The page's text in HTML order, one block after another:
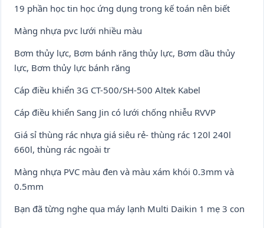
19 phần học tin học ứng dụng trong kế toán nên biết
Màng nhựa pvc lưới nhiều màu
Bơm thủy lực, Bơm bánh răng thủy lực, Bơm dầu thủy
lực, Bơm thủy lực bánh răng
Cáp điều khiển 3G CT-500/SH-500 Altek Kabel
Cáp điều khiển Sang Jin có lưới chống nhiễu RVVP
Giá sỉ thùng rác nhựa giá siêu rẻ- thùng rác 120l 240l
660l, thùng rác ngoài tr
Màng nhựa PVC màu đen và màu xám khói 0.3mm và
0.5mm
Bạn đã từng nghe qua máy lạnh Multi Daikin 1 mẹ 3 con